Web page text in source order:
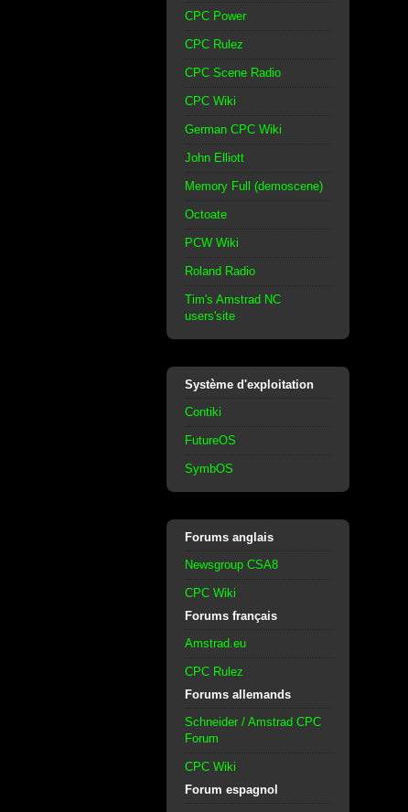
CPC Power
CPC Rulez
CPC Scene Radio
CPC Wiki
German CPC Wiki
John Elliott
Memory Full (demoscene)
Octoate
PCW Wiki
Roland Radio
Tim's Amstrad NC
users'site
Système d'exploitation
Contiki
FutureOS
SymbOS
Forums anglais
Newsgroup CSA8
CPC Wiki
Forums français
Amstrad.eu
CPC Rulez
Forums allemands
Schneider / Amstrad CPC
Forum
CPC Wiki
Forum espagnol